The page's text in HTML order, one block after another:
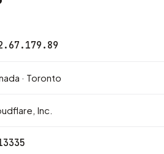
· Toronto
Inc.